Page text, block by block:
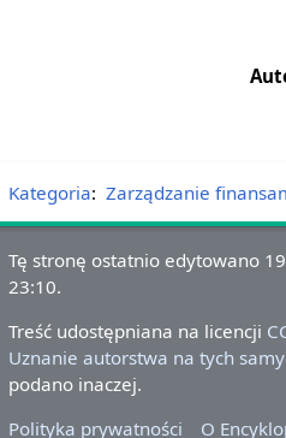
Kategoria: Zarządzanie
Tę stronę ostatnio edytowano
23:10.
Treść udostępniana na licencji
Uznanie autorstwa na tych
podano inaczej.
Polityka prywatności
O